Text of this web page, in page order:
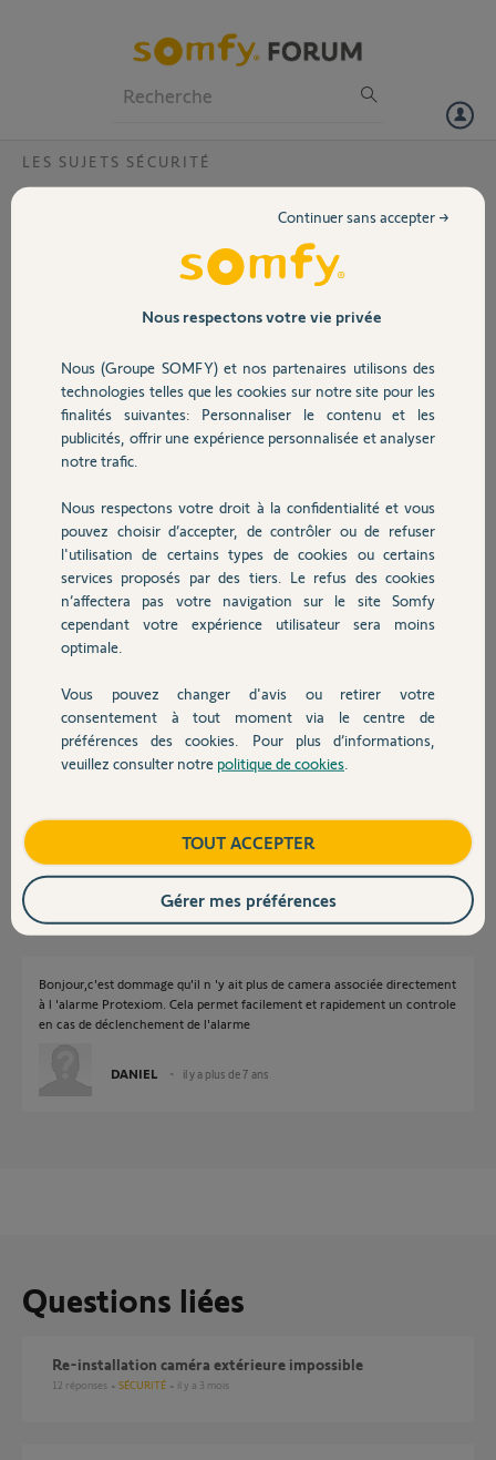
Volet
Sécurité
Domotique
Chauffage
Autres produits
Devis avec un pro
Contact
LES SUJETS SÉCURITÉ
alarme Protexiom installation camera
Bonjour, je souhaiterai faire évoluer mon système en intégrant une
caméra . d après la notice il faut une caméra IP . les caméras SOMFY
au catalogue actuellement ne sont pas spécifiées IP .sont elles
vincent T.
il y a plus de 7 ans
Participer au fil de discussion
Réponses
Bonjour Vincent,
Nous ne disposons plus de caméra compatibles avec les systèmes
d'alarme de la gamme Protexiom.
fonctionnent de manière indépendante, elles possèdent leur propre
système de détection, leur propre application de fonctionnement, de leur
propre système d'alerte et peuvent donc s'harmoniser avec votre
installation déjà existante, mais compte tenu qu'il s'agit de deux systèmes
Bonjour,c'est dommage qu'il n 'y ait plus de camera associée directement
à l 'alarme Protexiom. Cela permet facilement et rapidement un controle
en cas de déclenchement de l'alarme
DANIEL il y a plus de 7 ans
Questions liées
Re-installation caméra extérieure impossible
12 réponses SÉCURITÉ il y a 3 mois
Nous respectons votre vie privée
Nous (Groupe SOMFY) et nos partenaires utilisons des
technologies telles que les cookies sur notre site pour les
finalités suivantes: Personnaliser le contenu et les
publicités, offrir une expérience personnalisée et analyser
notre trafic.
Nous respectons votre droit à la confidentialité et vous
pouvez choisir d’accepter, de contrôler ou de refuser
l'utilisation de certains types de cookies ou certains
services proposés par des tiers. Le refus des cookies
n’affectera pas votre navigation sur le site Somfy
cependant votre expérience utilisateur sera moins
optimale.
Vous pouvez changer d'avis ou retirer votre
consentement à tout moment via le centre de
préférences des cookies. Pour plus d’informations,
veuillez consulter notre politique de cookies
Continuer sans accepter →
TOUT ACCEPTER
Gérer mes préférences